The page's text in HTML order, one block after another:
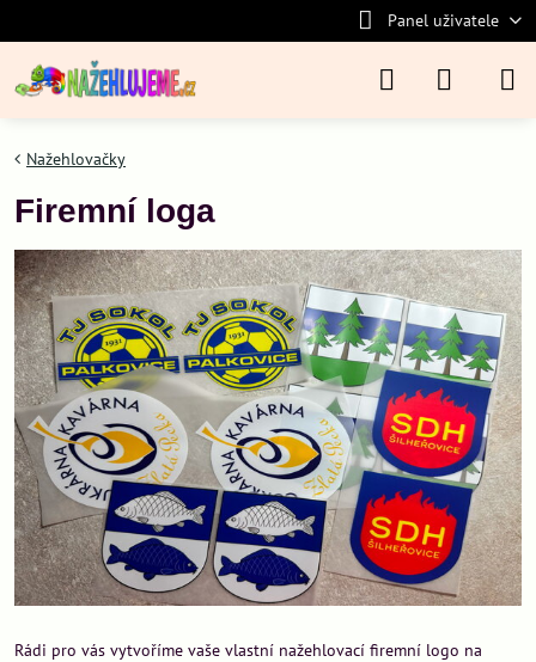
Panel uživatele
Nažehlovačky
Firemní loga
Rádi pro vás vytvoříme vaše vlastní nažehlovací firemní logo na